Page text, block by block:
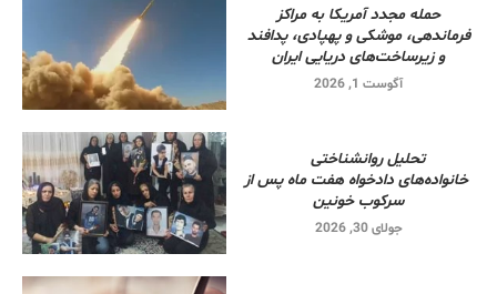
حمله مجدد آمریکا به مراکز
فرماندهی، موشکی و پهپادی، پدافند
و زیرساخت‌های دریایی ایران
آگوست 1, 2026
تحلیل روانشناختی
خانواده‌های دادخواه هفت ماه پس از
سرکوب خونین
جولای 30, 2026